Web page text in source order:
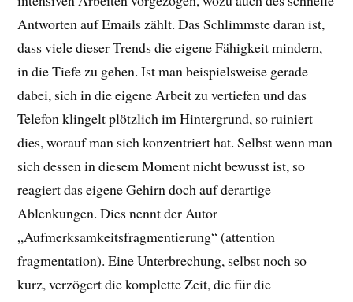
Antworten auf Emails zählt. Das Schlimmste daran ist,
dass viele dieser Trends die eigene Fähigkeit mindern,
in die Tiefe zu gehen. Ist man beispielsweise gerade
dabei, sich in die eigene Arbeit zu vertiefen und das
Telefon klingelt plötzlich im Hintergrund, so ruiniert
dies, worauf man sich konzentriert hat. Selbst wenn man
sich dessen in diesem Moment nicht bewusst ist, so
reagiert das eigene Gehirn doch auf derartige
Ablenkungen. Dies nennt der Autor
„Aufmerksamkeitsfragmentierung“ (attention
fragmentation). Eine Unterbrechung, selbst noch so
kurz, verzögert die komplette Zeit, die für die